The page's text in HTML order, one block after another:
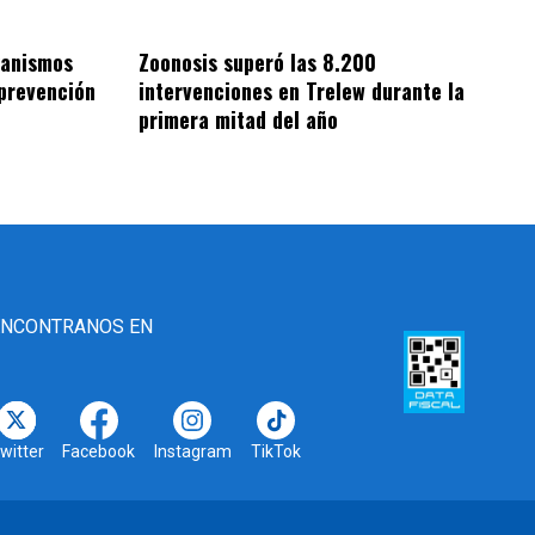
Zoonosis superó las 8.200
intervenciones en Trelew durante la
primera mitad del año
EN
Facebook Instagram TikTok